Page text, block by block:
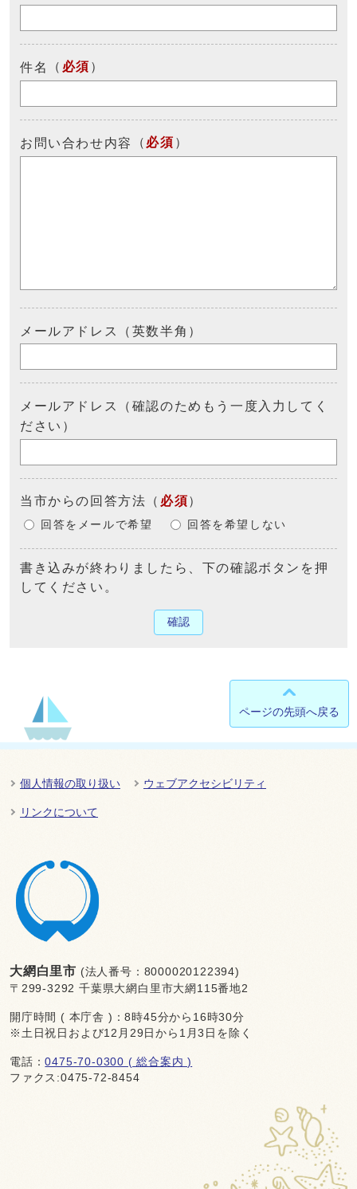
件名 （ 必須 ）
お問い合わせ内容 （ 必須 ）
メールアドレス（英数半角）
メールアドレス（確認のためもう一度入力してく
ださい）
当市からの回答方法 （ 必須）
回答をメールで希望 回答を希望しない
書き込みが終わりましたら、下の確認ボタンを押
してください。
確認
ページの先頭へ戻る
個人情報の取り扱い ウェブアクセシビリティ
リンクについて
大網白里市 (法人番号：8000020122394)
〒299-3292 千葉県大網白里市大網115番地2
開庁時間 ( 本庁舎 )：8時45分から16時30分
※土日祝日および12月29日から1月3日を除く
電話：0475-70-0300 ( 総合案内 )
ファクス:0475-72-8454